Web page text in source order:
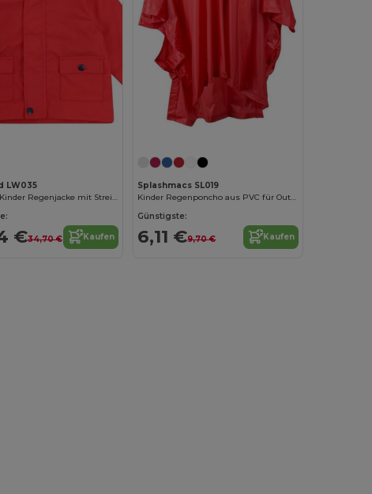
LW035
Larkwood Kinder Regenjacke mit Streifenfutter
€34,70 € Kaufen
Splashmacs SL019
Kinder Regenponcho aus PVC für Outdoor-Abenteuer
Günstigste:
6,11 €9,70 € Kaufen